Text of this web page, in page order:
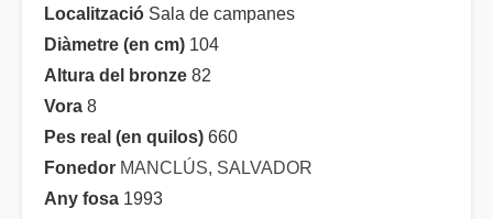
Localització Sala de campanes
Diàmetre (en cm) 104
Altura del bronze 82
Vora 8
Pes real (en quilos) 660
Fonedor MANCLÚS, SALVADOR
Any fosa 1993